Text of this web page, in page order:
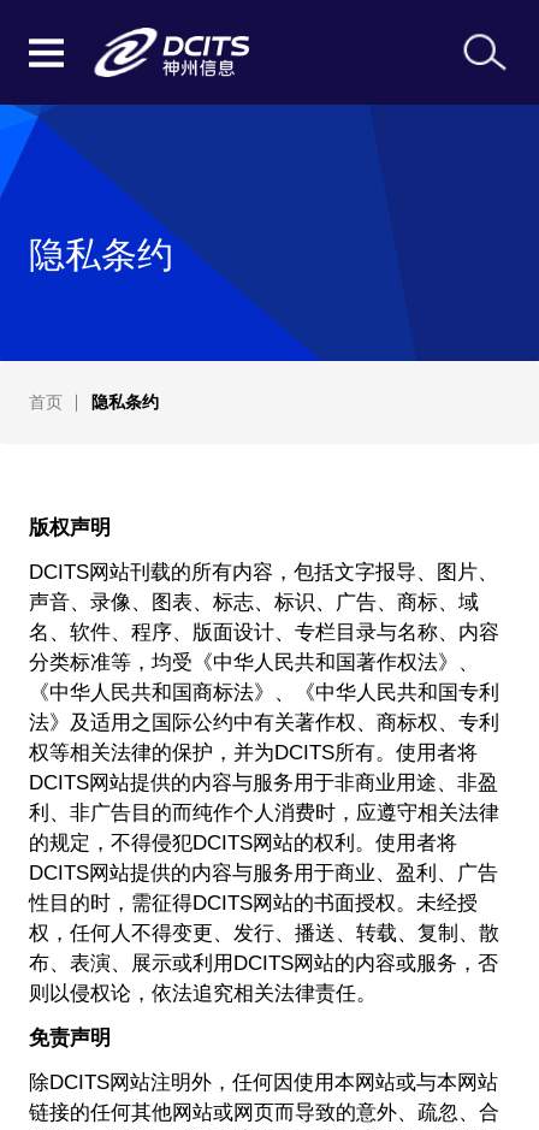
隐私条约
首页 隐私条约
版权声明
DCITS网站刊载的所有内容，包括文字报导、图片、
声音、录像、图表、标志、标识、广告、商标、域
名、软件、程序、版面设计、专栏目录与名称、内容
分类标准等，均受《中华人民共和国著作权法》、
《中华人民共和国商标法》、《中华人民共和国专利
法》及适用之国际公约中有关著作权、商标权、专利
权等相关法律的保护，并为DCITS所有。使用者将
DCITS网站提供的内容与服务用于非商业用途、非盈
利、非广告目的而纯作个人消费时，应遵守相关法律
的规定，不得侵犯DCITS网站的权利。使用者将
DCITS网站提供的内容与服务用于商业、盈利、广告
性目的时，需征得DCITS网站的书面授权。未经授
权，任何人不得变更、发行、播送、转载、复制、散
布、表演、展示或利用DCITS网站的内容或服务，否
则以侵权论，依法追究相关法律责任。
免责声明
除DCITS网站注明外，任何因使用本网站或与本网站
链接的任何其他网站或网页而导致的意外、疏忽、合